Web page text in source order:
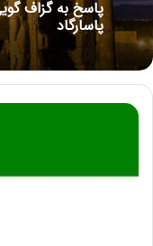
پاسخ به گزاف
پاسارگاد